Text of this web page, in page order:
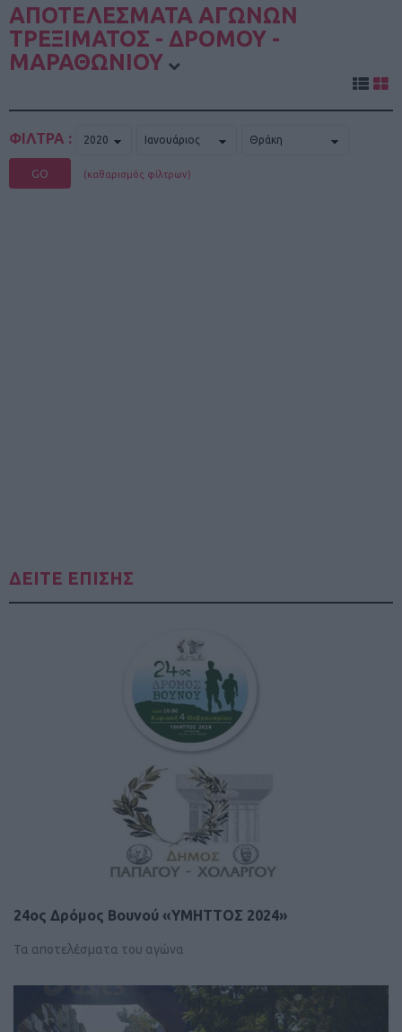
ΑΠΟΤΕΛΕΣΜΑΤΑ ΑΓΩΝΩΝ
ΤΡΕΞΙΜΑΤΟΣ - ΔΡΟΜΟΥ -
ΜΑΡΑΘΩΝΙΟΥ
ΦΙΛΤΡΑ :
GO (καθαρισμός φίλτρων)
ΔΕΙΤΕ ΕΠΙΣΗΣ
24ος Δρόμος Βουνού «ΥΜΗΤΤΟΣ 2024»
Τα αποτελέσματα του αγώνα